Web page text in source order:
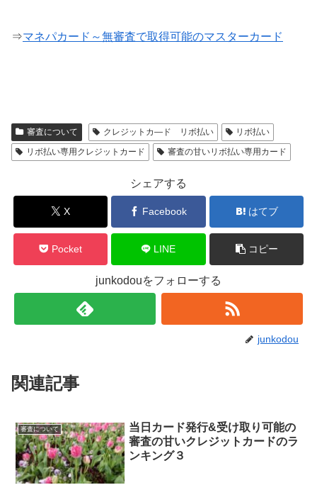
⇒マネパカード～無審査で取得可能のマスターカード
審査について クレジットカ―ド リボ払い
リボ払い
リボ払い専用クレジットカード
審査の甘いリボ払い専用カード
シェアする
X Facebook はてブ
Pocket LINE コピー
junkodouをフォローする
junkodou
関連記事
審査について
当日カード発行&受け取り可能の
審査の甘いクレジットカードのラ
ンキング３